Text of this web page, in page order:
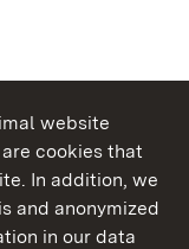
website
cookies that
In addition, we
and anonymized
in our data
Wuerttemberg